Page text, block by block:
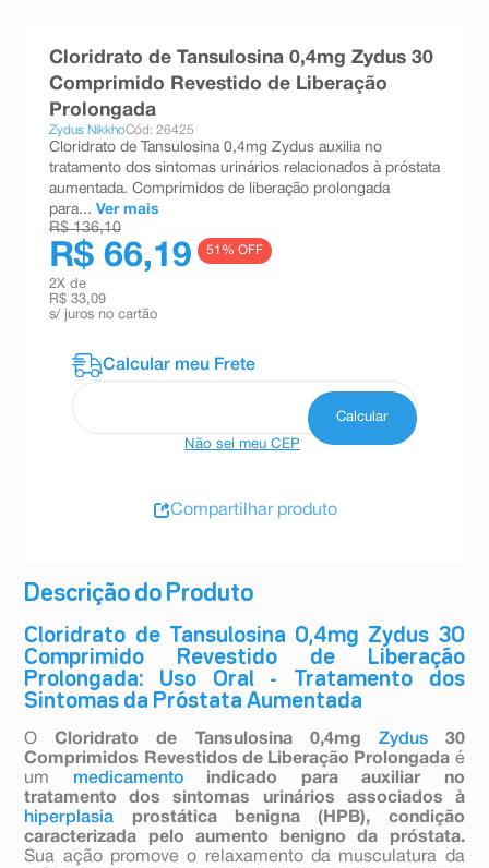
Descrição do Produto
Cloridrato de Tansulosina 0,4mg Zydus 30
Comprimido Revestido de Liberação
Prolongada: Uso Oral - Tratamento dos
Sintomas da Próstata Aumentada
OCloridrato de Tansulosina 0,4mg Zydus 30
Comprimidos Revestidos de Liberação Prolongada é
um medicamento indicado para auxiliar no
tratamento dos sintomas urinários associados à
hiperplasia prostática benigna (HPB), condição
caracterizada pelo aumento benigno da próstata.
Sua ação promove o relaxamento da musculatura da
Cloridrato de Tansulosina 0,4mg Zydus 30
Comprimido Revestido de Liberação
Prolongada
Zydus NikkhoCód: 26425
Cloridrato de Tansulosina 0,4mg Zydus auxilia no
tratamento dos sintomas urinários relacionados à próstata
aumentada. Comprimidos de liberação prolongada
para... Ver mais
R$ 136,10
R$ 66,19 51 % OFF
2X de
R$ 33,09
s/ juros no cartão
Não sei meu CEP
Compartilhar produto
esmalte
ºabsorvente